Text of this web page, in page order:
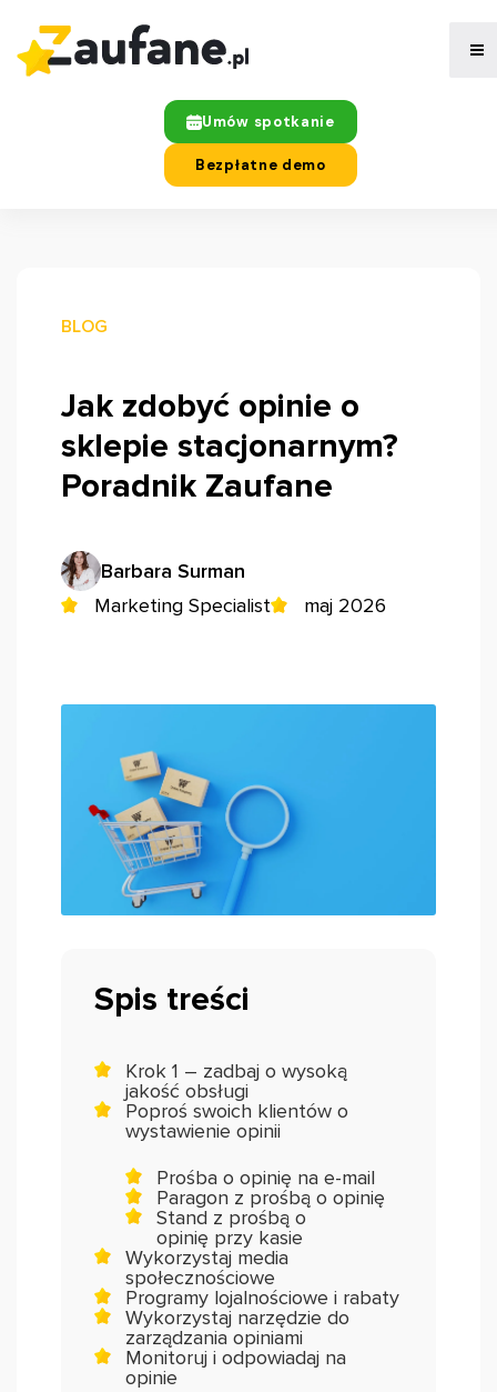
Umów spotkanie
Bezpłatne demo
BLOG
Jak zdobyć opinie o
sklepie stacjonarnym?
Poradnik Zaufane
Barbara Surman
Marketing Specialist
maj 2026
Spis treści
Krok 1 – zadbaj o wysoką
jakość obsługi
Poproś swoich klientów o
wystawienie opinii
Prośba o opinię na e-mail
Paragon z prośbą o opinię
Stand z prośbą o
opinię przy kasie
Wykorzystaj media
społecznościowe
Programy lojalnościowe i rabaty
Wykorzystaj narzędzie do
zarządzania opiniami
Monitoruj i odpowiadaj na
opinie